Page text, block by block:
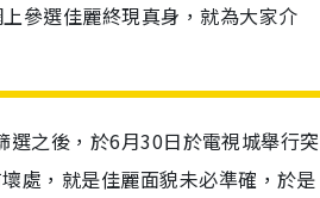
參選佳麗終現真身，就為大家介
之後，於6月30日於電視城舉行突
處，就是佳麗面貌未必準確，於是